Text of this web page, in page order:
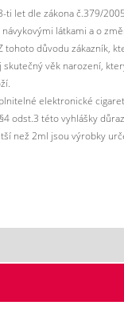
Len skladom
skladem
Black label 10
let dle zákona č.379/
látkami a o
tohoto důvodu zákazník,
věk narození,
elektronické
odst.3 této vyhlášky
než 2ml jsou výrobky